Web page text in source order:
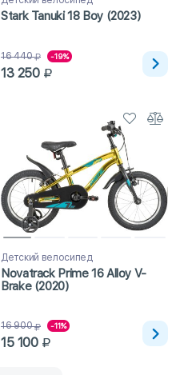
Stark Tanuki 18 Boy (2023)
16 440 -19%
13 250
Детский велосипед
Novatrack Prime 16 Alloy V-
Brake (2020)
16 900 -11%
15 100